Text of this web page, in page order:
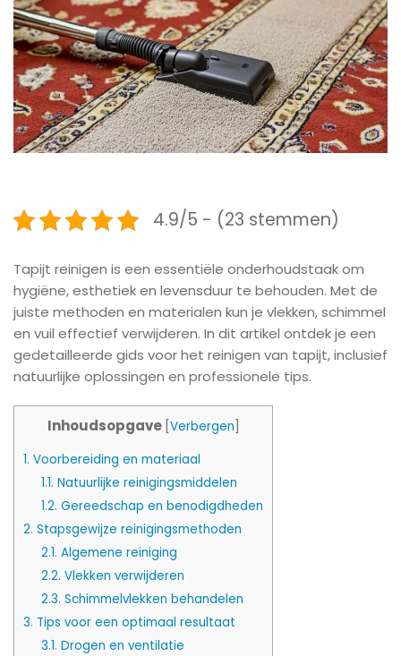
4.9/5 - (23 stemmen)
Tapijt reinigen is een essentiële onderhoudstaak om
hygiëne, esthetiek en levensduur te behouden. Met de
juiste methoden en materialen kun je vlekken, schimmel
en vuil effectief verwijderen. In dit artikel ontdek je een
gedetailleerde gids voor het reinigen van tapijt, inclusief
natuurlijke oplossingen en professionele tips.
Inhoudsopgave Verbergen
1. Voorbereiding en materiaal
1.1. Natuurlijke reinigingsmiddelen
1.2. Gereedschap en benodigdheden
2. Stapsgewijze reinigingsmethoden
2.1. Algemene reiniging
2.2. Vlekken verwijderen
2.3. Schimmelvlekken behandelen
3. Tips voor een optimaal resultaat
3.1. Drogen en ventilatie